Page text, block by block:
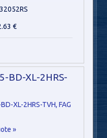
€
BD-XL-2HRS-
»